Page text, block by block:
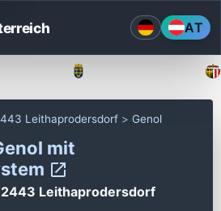
AT
Leithaprodersdorf Genol
mit
Leithaprodersdorf